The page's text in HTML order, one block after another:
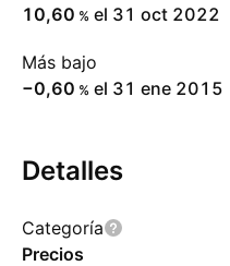
10,60 % el 31 oct 2022
Más bajo
−0,60 % el 31 ene 2015
Detalles
Categoría
Precios